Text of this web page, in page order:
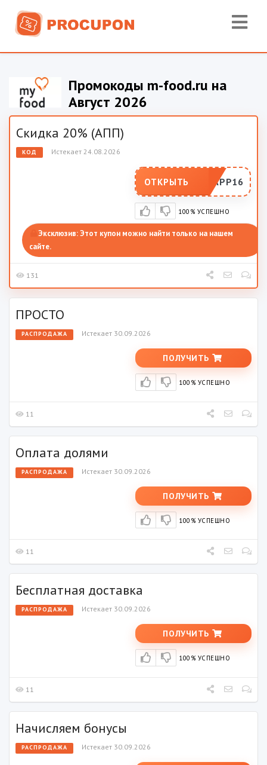
Промокоды m-food.ru на
Август 2026
Скидка 20% (АПП)
КОД Истекает 24.08.2026
ADVAPP16
ОТКРЫТЬ
100% УСПЕШНО
Эксклюзив:Этот купон можно найти только на нашем
сайте.
131
ПРОСТО
РАСПРОДАЖА Истекает 30.09.2026
ПОЛУЧИТЬ
100% УСПЕШНО
11
Оплата долями
РАСПРОДАЖА Истекает 30.09.2026
ПОЛУЧИТЬ
100% УСПЕШНО
11
Бесплатная доставка
РАСПРОДАЖА Истекает 30.09.2026
ПОЛУЧИТЬ
100% УСПЕШНО
11
Начисляем бонусы
РАСПРОДАЖА Истекает 30.09.2026